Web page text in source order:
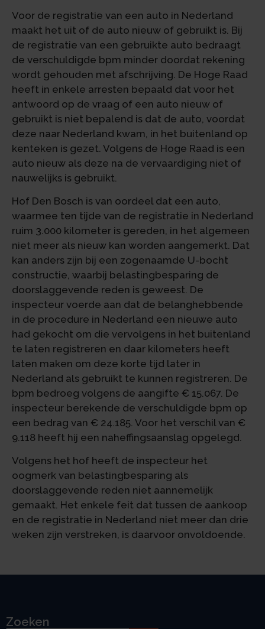
Voor de registratie van een auto in Nederland
maakt het uit of de auto nieuw of gebruikt is. Bij
de registratie van een gebruikte auto bedraagt
de verschuldigde bpm minder doordat rekening
wordt gehouden met afschrijving. De Hoge Raad
heeft in enkele arresten bepaald dat voor het
antwoord op de vraag of een auto nieuw of
gebruikt is niet bepalend is dat de auto, voordat
deze naar Nederland kwam, in het buitenland op
kenteken is gezet. Volgens de Hoge Raad is een
auto nieuw als deze na de vervaardiging niet of
nauwelijks is gebruikt.
Hof Den Bosch is van oordeel dat een auto,
waarmee ten tijde van de registratie in Nederland
ruim 3.000 kilometer is gereden, in het algemeen
niet meer als nieuw kan worden aangemerkt. Dat
kan anders zijn bij een zogenaamde U-bocht
constructie, waarbij belastingbesparing de
doorslaggevende reden is geweest. De
inspecteur voerde aan dat de belanghebbende
in de procedure in Nederland een nieuwe auto
had gekocht om die vervolgens in het buitenland
te laten registreren en daar kilometers heeft
laten maken om deze korte tijd later in
Nederland als gebruikt te kunnen registreren. De
bpm bedroeg volgens de aangifte € 15.067. De
inspecteur berekende de verschuldigde bpm op
een bedrag van € 24.185. Voor het verschil van €
9.118 heeft hij een naheffingsaanslag opgelegd.
Volgens het hof heeft de inspecteur het
oogmerk van belastingbesparing als
doorslaggevende reden niet aannemelijk
gemaakt. Het enkele feit dat tussen de aankoop
en de registratie in Nederland niet meer dan drie
weken zijn verstreken, is daarvoor onvoldoende.
Zoeken